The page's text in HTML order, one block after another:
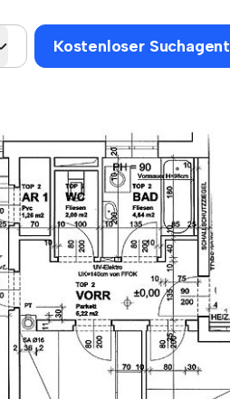
Kostenloser Suchagent